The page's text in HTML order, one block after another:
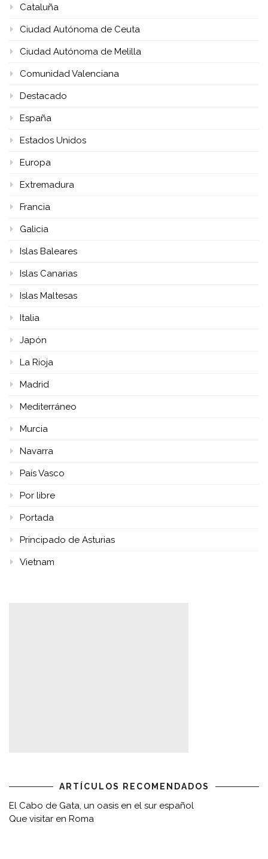
Cataluña
Ciudad Autónoma de Ceuta
Ciudad Autónoma de Melilla
Comunidad Valenciana
Destacado
España
Estados Unidos
Europa
Extremadura
Francia
Galicia
Islas Baleares
Islas Canarias
Islas Maltesas
Italia
Japón
La Rioja
Madrid
Mediterráneo
Murcia
Navarra
País Vasco
Por libre
Portada
Principado de Asturias
Vietnam
ARTÍCULOS RECOMENDADOS
El Cabo de Gata, un oasis en el sur español
Que visitar en Roma